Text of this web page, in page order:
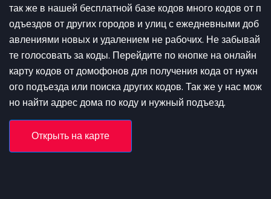
так же в нашей бесплатной базе кодов много кодов от п
одъездов от других городов и улиц с ежедневными доб
авлениями новых и удалением не рабочих. Не забывай
те голосовать за коды. Перейдите по кнопке на онлайн
карту кодов от домофонов для получения кода от нужн
ого подъезда или поиска других кодов. Так же у нас мож
но найти адрес дома по коду и нужный подъезд.
Открыть на карте